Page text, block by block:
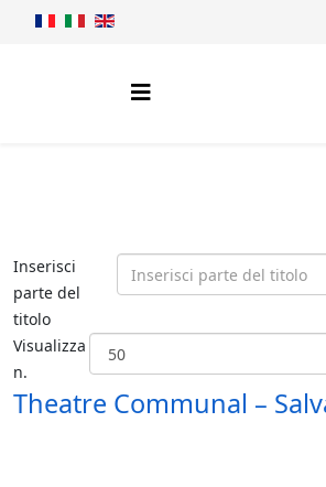
Inserisci
parte del
titolo
Visualizza
n.
Theatre Communal –